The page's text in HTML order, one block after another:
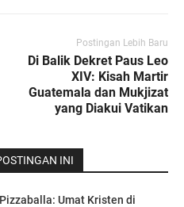
Postingan Lebih Baru
Di Balik Dekret Paus Leo
XIV: Kisah Martir
Guatemala dan Mukjizat
yang Diakui Vatikan
INI
Umat Kristen di